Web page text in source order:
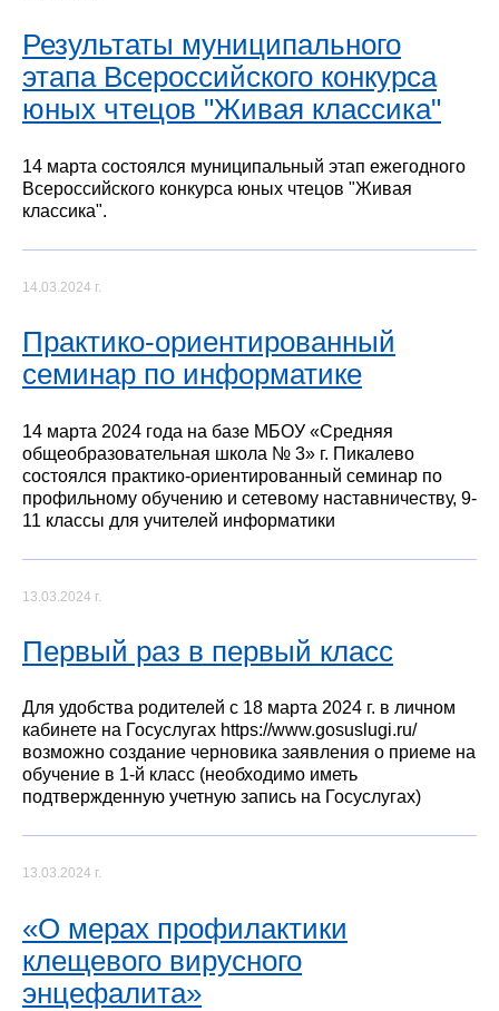
Результаты муниципального
этапа Всероссийского конкурса
юных чтецов "Живая классика"
14 марта состоялся муниципальный этап ежегодного
Всероссийского конкурса юных чтецов "Живая
классика".
14.03.2024 г.
Практико-ориентированный
семинар по информатике
14 марта 2024 года на базе МБОУ «Средняя
общеобразовательная школа № 3» г. Пикалево
состоялся практико-ориентированный семинар по
профильному обучению и сетевому наставничеству, 9-
11 классы для учителей информатики
13.03.2024 г.
Первый раз в первый класс
Для удобства родителей с 18 марта 2024 г. в личном
кабинете на Госуслугах https://www.gosuslugi.ru/
возможно создание черновика заявления о приеме на
обучение в 1-й класс (необходимо иметь
подтвержденную учетную запись на Госуслугах)
13.03.2024 г.
«О мерах профилактики
клещевого вирусного
энцефалита»